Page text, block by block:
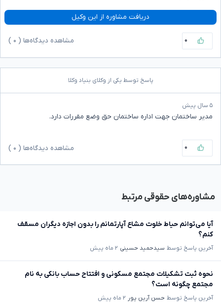
دریافت مشاوره از این وکیل
۰ مشاهده دیدگاه‌ها ( ۰
پاسخ توسط یکی از وکلای بنیاد وکلا
۵ سال پیش
مدیر ساختمان جهت اداره ساختمان حق وضع مقررات دارد.
۰ مشاهده دیدگاه‌ها ( ۰
مشاوره‌های حقوقی مرتبط
آیا می‌توانم حیاط خلوت مشاع آپارتمانم را بدون اجازه دیگران مسقف
کنم؟
آخرین پاسخ توسط سیدحمید حسینی ۲ ماه پیش
نحوه ثبت تشکیلات مجتمع مسکونی و افتتاح حساب بانکی به نام
مجتمع چگونه است؟
آخرین پاسخ توسط حسن آرین پور ۲ ماه پیش